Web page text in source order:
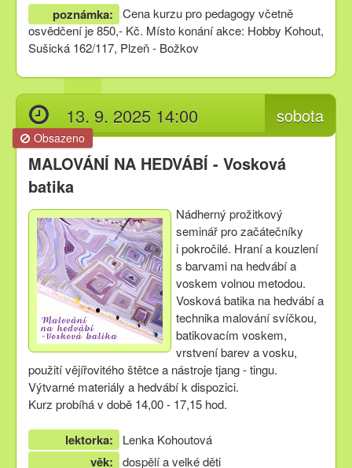
poznámka:
Cena kurzu pro pedagogy včetně
osvědčení je 850,- Kč. Místo konání akce: Hobby Kohout,
Sušická 162/117, Plzeň - Božkov
sobota
13. 9. 2025 14:00
Obsazeno
MALOVÁNÍ NA HEDVÁBÍ - Vosková
batika
Nádherný prožitkový
seminář pro začátečníky
i pokročilé. Hraní a kouzlení
s barvami na hedvábí a
voskem volnou metodou.
Vosková batika na hedvábí a
technika malování svíčkou,
batikovacím voskem,
vrstvení barev a vosku,
použití vějířovitého štětce a nástroje tjang - tingu.
Výtvarné materiály a hedvábí k dispozici.
Kurz probíhá v době 14,00 - 17,15 hod.
lektorka: Lenka Kohoutová
věk: dospělí a velké děti